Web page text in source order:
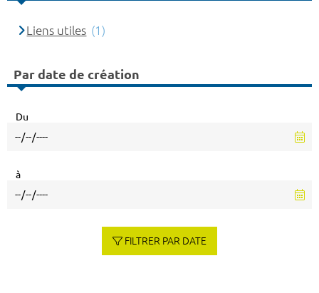
Liens utiles (1)
Par date de création
Du
à
FILTRER PAR DATE